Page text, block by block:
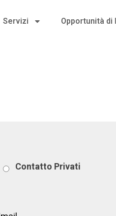
Servizi Opportunità di
Contatto Privati